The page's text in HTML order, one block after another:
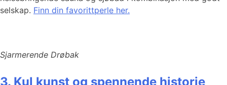
selskap. Finn din favorittperle her.
Sjarmerende Drøbak
3. Kul kunst og spennende historie